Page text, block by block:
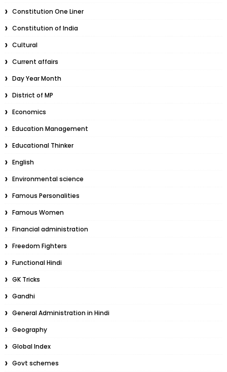
Constitution One Liner
Constitution of India
Cultural
Current affairs
Day Year Month
District of MP
Economics
Education Management
Educational Thinker
English
Environmental science
Famous Personalities
Famous Women
Financial administration
Freedom Fighters
Functional Hindi
GK Tricks
Gandhi
General Administration in Hindi
Geography
Global Index
Govt schemes